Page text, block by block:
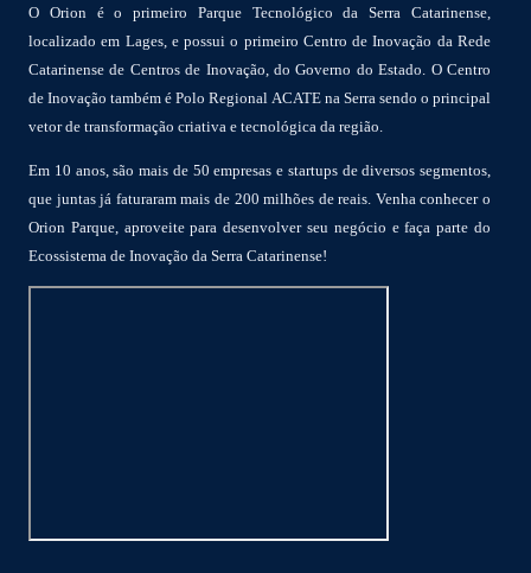
O Orion é o primeiro Parque Tecnológico da Serra Catarinense,
localizado em Lages, e possui o primeiro Centro de Inovação da Rede
Catarinense de Centros de Inovação, do Governo do Estado. O Centro
de Inovação também é Polo Regional ACATE na Serra sendo o principal
vetor de transformação criativa e tecnológica da região.
Em 10 anos, são mais de 50 empresas e startups de diversos segmentos,
que juntas já faturaram mais de 200 milhões de reais. Venha conhecer o
Orion Parque, aproveite para desenvolver seu negócio e faça parte do
Ecossistema de Inovação da Serra Catarinense!